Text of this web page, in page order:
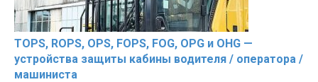
TOPS, ROPS, OPS, FOPS, FOG, OPG и OHG —
устройства защиты кабины водителя / оператора /
машиниста